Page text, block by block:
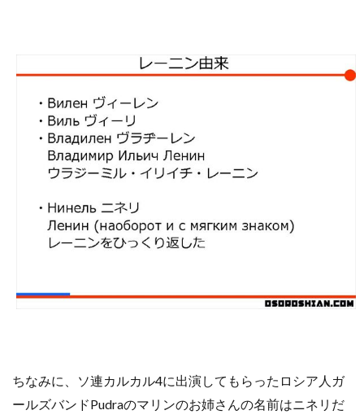
ちなみに、ソ連カルカル4に出演してもらったロシア人ガ
ールズバンドPudraのマリンのお姉さんの名前はニネリだ